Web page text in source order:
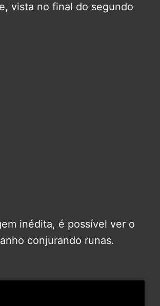
vista no final do segundo
inédita, é possível ver o
conjurando runas.